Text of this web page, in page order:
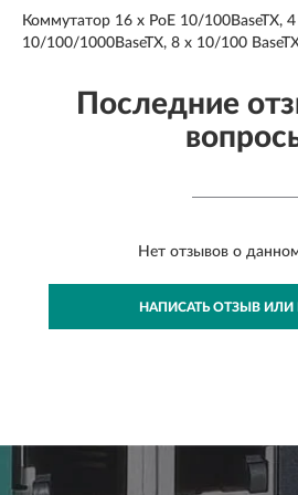
Коммутатор 16 x PoE 10/100BaseTX, 4
10/100/1000BaseTX, 8 x 10/100
Последние
Нет отзывов о
НАПИСАТЬ ОТЗЫВ